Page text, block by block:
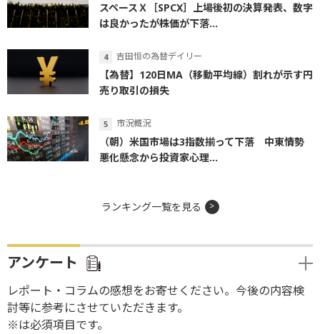
スペースＸ［SPCX］上場後初の決算発表、数字
は良かったが株価が下落...
吉田恒の為替デイリー
【為替】120日MA（移動平均線）割れが示す円
売り取引の損失
市況概況
（朝）米国市場は3指数揃って下落 中東情勢
悪化懸念から投資家心理...
ランキング一覧を見る
アンケート
レポート・コラムの感想をお寄せください。今後の内容検
討等に参考にさせていただきます。
※は必須項目です。